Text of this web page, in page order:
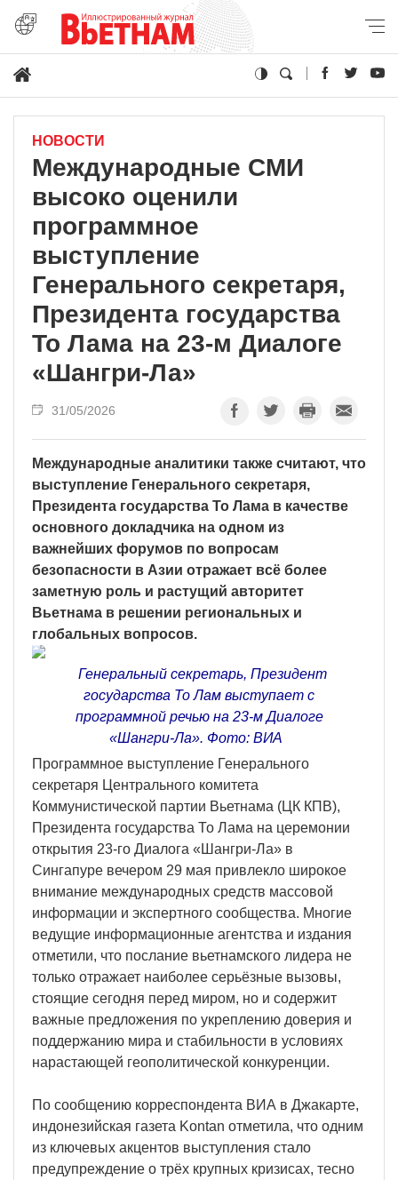
НОВОСТИ
Международные СМИ
высоко оценили
программное
выступление
Генерального секретаря,
Президента государства
То Лама на 23-м Диалоге
«Шангри-Ла»
31/05/2026
Международные аналитики также считают, что
выступление Генерального секретаря,
Президента государства То Лама в качестве
основного докладчика на одном из
важнейших форумов по вопросам
безопасности в Азии отражает всё более
заметную роль и растущий авторитет
Вьетнама в решении региональных и
глобальных вопросов.
Генеральный секретарь, Президент
государства То Лам выступает с
программной речью на 23-м Диалоге
«Шангри-Ла». Фото: ВИА
Программное выступление Генерального
секретаря Центрального комитета
Коммунистической партии Вьетнама (ЦК КПВ),
Президента государства То Лама на церемонии
открытия 23-го Диалога «Шангри-Ла» в
Сингапуре вечером 29 мая привлекло широкое
внимание международных средств массовой
информации и экспертного сообщества. Многие
ведущие информационные агентства и издания
отметили, что послание вьетнамского лидера не
только отражает наиболее серьёзные вызовы,
стоящие сегодня перед миром, но и содержит
важные предложения по укреплению доверия и
поддержанию мира и стабильности в условиях
нарастающей геополитической конкуренции.
По сообщению корреспондента ВИА в Джакарте,
индонезийская газета Kontan отметила, что одним
из ключевых акцентов выступления стало
предупреждение о трёх крупных кризисах, тесно